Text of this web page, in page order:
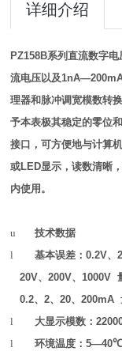
详细介绍
PZ158B系列直流数字
流电压以及
理器和脉冲调宽模数转
予本表极其稳定的零位
接口，可方便地与计算
或LED显示，读数清晰
内使用。
u技术数据
l基本误差：0.2V、
20V、200V、1000V
0.2、2、20、200mA
l 大显示模数：
l环境温度：